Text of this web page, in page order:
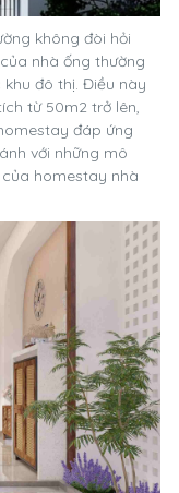
không đòi hỏi
nhà ống thường
đô thị. Điều này
từ 50m2 trở lên,
đáp ứng
với những mô
homestay nhà